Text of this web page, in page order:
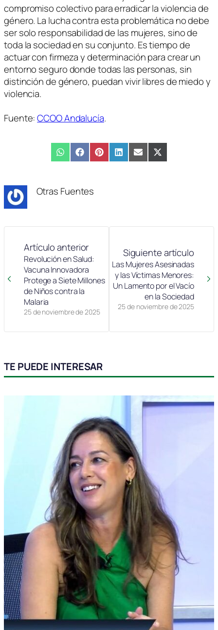
compromiso colectivo para erradicar la violencia de
género. La lucha contra esta problemática no debe
ser solo responsabilidad de las mujeres, sino de
toda la sociedad en su conjunto. Es tiempo de
actuar con firmeza y determinación para crear un
entorno seguro donde todas las personas, sin
distinción de género, puedan vivir libres de miedo y
violencia.
Fuente:CCOO Andalucía.
Compartir
en
WhatsAppCompartir
en
FacebookCompartir
en
PinterestCompartir
en
LinkedInCompartir
en
EmailCompartir
en
X
(Twitter)
Otras Fuentes
Artículo anterior
25 de noviembre de 2025
Revolución en Salud:
Vacuna Innovadora
Protege a Siete Millones
de Niños contra la
Malaria
Siguiente artículo
25 de noviembre de 2025
Las Mujeres Asesinadas
y las Víctimas Menores:
Un Lamento por el Vacío
en la Sociedad
TE PUEDE INTERESAR